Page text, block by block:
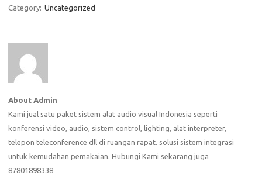
Category: Uncategorized
About Admin
Kami jual satu paket sistem alat audio visual Indonesia seperti
konferensi video, audio, sistem control, lighting, alat interpreter,
telepon teleconference dll di ruangan rapat. solusi sistem integrasi
untuk kemudahan pemakaian. Hubungi Kami sekarang juga
87801898338